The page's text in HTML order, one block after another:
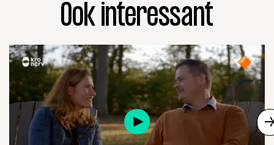
Ook interessant